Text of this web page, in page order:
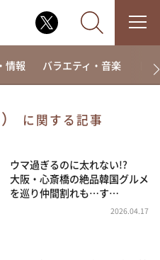
・
ィ！～ やすとものいたっ
情報 バラエティ・音楽 ド
に関する記事
ウマ過ぎるのに太れない!?
大阪・心斎橋の絶品韓国グルメ
を巡り仲間割れも…す…
2026.04.17